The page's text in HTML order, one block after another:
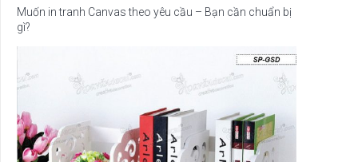
Muốn in tranh Canvas theo yêu cầu – Bạn cần chuẩn bị
gì?